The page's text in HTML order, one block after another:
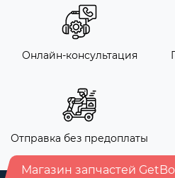
Онлайн-консультация
Отправка без предоплаты
Магазин запчастей